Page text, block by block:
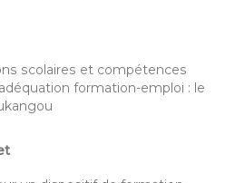
scolaires et compétences
formation-emploi : le